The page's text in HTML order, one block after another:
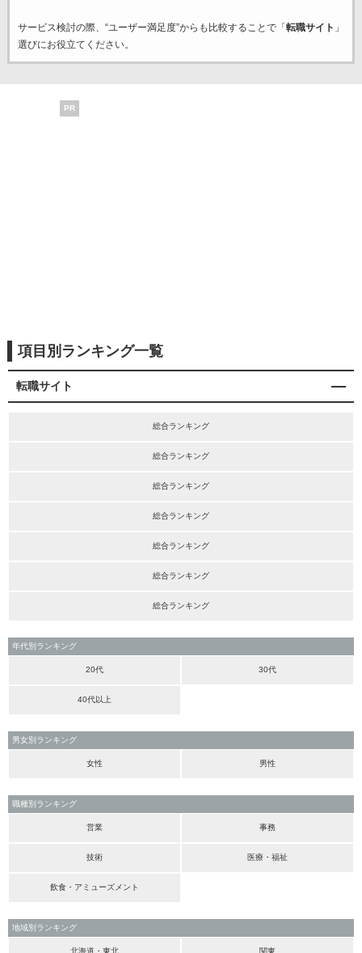
サービス検討の際、“ユーザー満足度”からも比較することで「 転職サイト 」
選びにお役立てください。
PR
項目別ランキング一覧
転職サイト
総合ランキング
総合ランキング
総合ランキング
総合ランキング
総合ランキング
総合ランキング
総合ランキング
年代別ランキング
20代 30代
40代以上
男女別ランキング
女性 男性
職種別ランキング
営業 事務
技術 医療・福祉
飲食・アミューズメント
地域別ランキング
北海道・東北 関東